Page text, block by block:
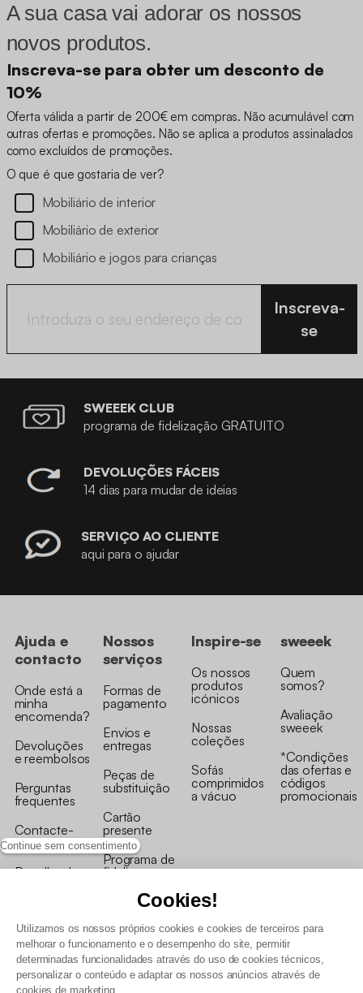
Continue sem consentimento
Cookies!
Utilizamos os nossos próprios cookies e cookies de terceiros para
melhorar o funcionamento e o desempenho do site, permitir
determinadas funcionalidades através do uso de cookies técnicos,
personalizar o conteúdo e adaptar os nossos anúncios através de
cookies de marketing.
A sua casa vai adorar os nossos
novos produtos.
Inscreva-se para obter um desconto de
10%
Oferta válida a partir de 200€ em compras. Não acumulável com
outras ofertas e promoções. Não se aplica a produtos assinalados
como excluídos de promoções.
O que é que gostaria de ver?
Mobiliário de interior
Mobiliário de exterior
Mobiliário e jogos para crianças
Inscreva-
se
SWEEEK CLUB
programa de fidelização GRATUITO
DEVOLUÇÕES FÁCEIS
14 dias para mudar de ideias
SERVIÇO AO CLIENTE
aqui para o ajudar
Ajuda e
contacto
Onde está a
minha
encomenda?
Devoluções
e reembolsos
Perguntas
frequentes
Contacte-
nos
Recolha de
Nossos
serviços
Formas de
pagamento
Envios e
entregas
Peças de
substituição
Cartão
presente
Programa de
fidelizaçao
Inspire-se
Os nossos
produtos
icónicos
Nossas
coleções
Sofás
comprimidos
a vácuo
sweeek
Quem
somos?
Avaliação
sweeek
*Condições
das ofertas e
códigos
promocionais
Termos e Condições Gerais de Venda e Aviso Legal